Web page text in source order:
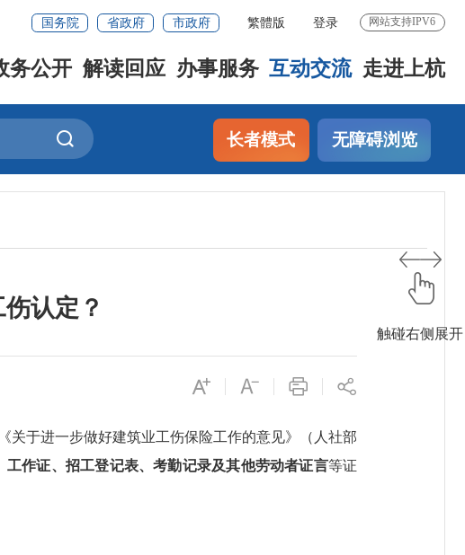
国务院 省政府 市政府 繁體版 登录 网站支持IPV6
务公开 解读回应 办事服务 互动交流 走进上杭
长者模式 无障碍浏览
认定？
关于进一步做好建筑业工伤保险工作的意见》（人社部
工作证、招工登记表、考勤记录及其他劳动者证言等证
触碰右侧展开